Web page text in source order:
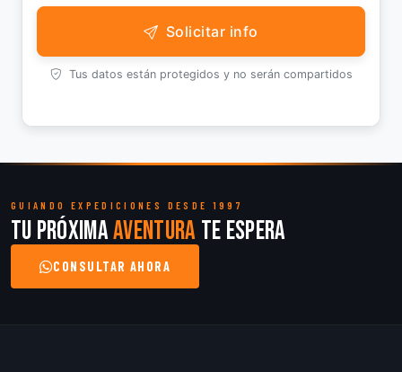
Solicitar info
Tus datos están protegidos y no serán compartidos
GUIANDO EXPEDICIONES DESDE 1997
Tu próximaaventura te espera
CONSULTAR AHORA